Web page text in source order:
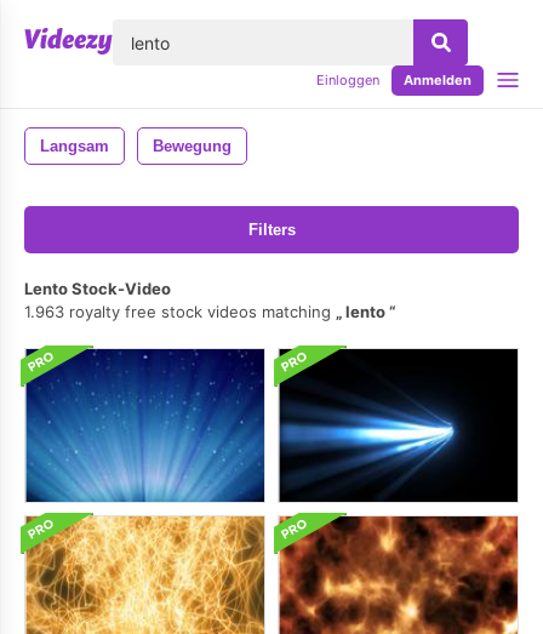
Einloggen Anmelden
Langsam Bewegung
Filters
Lento Stock-Video
1.963 royalty free stock videos matching
lento